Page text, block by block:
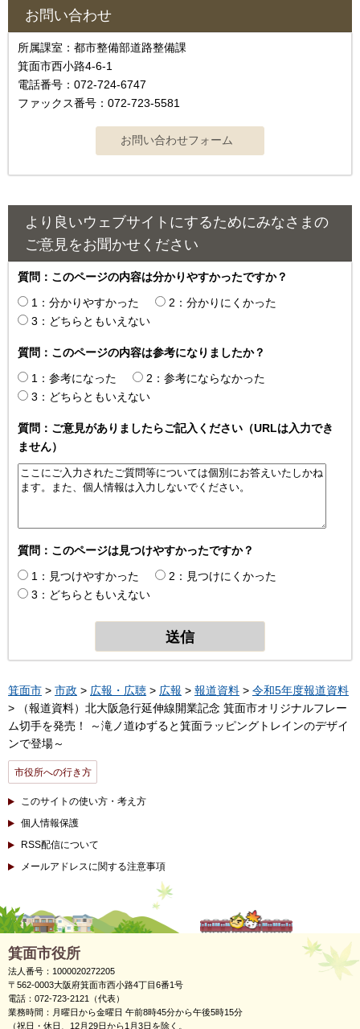
お問い合わせ
所属課室：都市整備部道路整備課
箕面市西小路4-6-1
電話番号：072-724-6747
ファックス番号：072-723-5581
より良いウェブサイトにするためにみなさまの
ご意見をお聞かせください
質問：このページの内容は分かりやすかったですか？
1：分かりやすかった
2：分かりにくかった
3：どちらともいえない
質問：このページの内容は参考になりましたか？
1：参考になった
2：参考にならなかった
3：どちらともいえない
質問：ご意見がありましたらご記入ください（URLは入力でき
ません）
質問：このページは見つけやすかったですか？
1：見つけやすかった
2：見つけにくかった
3：どちらともいえない
箕面市 > 市政 > 広報・広聴 > 広報 > 報道資料 > 令和5年度報道資料
> （報道資料）北大阪急行延伸線開業記念 箕面市オリジナルフレー
ム切手を発売！ ～滝ノ道ゆずると箕面ラッピングトレインのデザイ
ンで登場～
市役所への行き方
このサイトの使い方・考え方
個人情報保護
RSS配信について
メールアドレスに関する注意事項
箕面市役所
法人番号：1000020272205
〒562-0003大阪府箕面市西小路4丁目6番1号
電話：072-723-2121（代表）
業務時間：月曜日から金曜日 午前8時45分から午後5時15分
（祝日・休日、12月29日から1月3日を除く。